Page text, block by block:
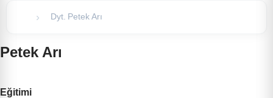
Dyt. Petek Arı
Petek Arı
Eğitimi